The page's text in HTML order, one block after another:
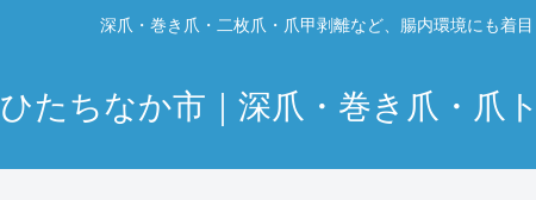
深爪・巻き爪・二枚爪・爪甲剥離など、腸内環境にも着
ひたちなか市｜深爪・巻き爪・爪